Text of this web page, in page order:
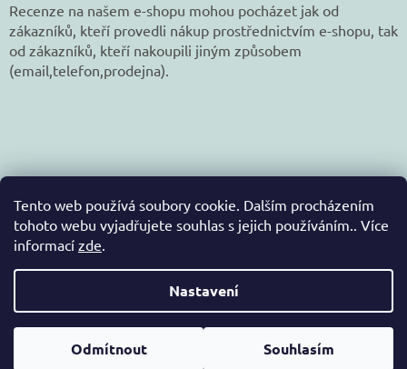
Tento web používá soubory cookie. Dalším procházením
tohoto webu vyjadřujete souhlas s jejich používáním.. Více
informací zde.
Nastavení
Odmítnout Souhlasím
Recenze na našem e-shopu mohou pocházet jak od
zákazníků, kteří provedli nákup prostřednictvím e-shopu, tak
od zákazníků, kteří nakoupili jiným způsobem
(email,telefon,prodejna).
Vytvořil Shoptet
Copyright 2026jetex-eshop.cz. Všechna práva